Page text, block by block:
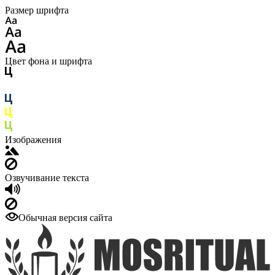
Размер шрифта
Цвет фона и шрифта
Изображения
Озвучивание текста
Обычная версия сайта